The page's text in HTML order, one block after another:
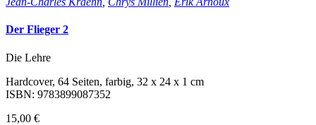
Der Flieger 2
Die Lehre
Hardcover, 64 Seiten, farbig, 32 x 24 x 1 cm
ISBN: 9783899087352
15,00 €